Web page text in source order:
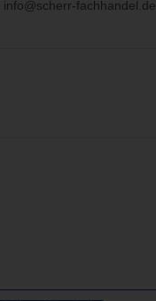
info@scherr-fachhandel.de